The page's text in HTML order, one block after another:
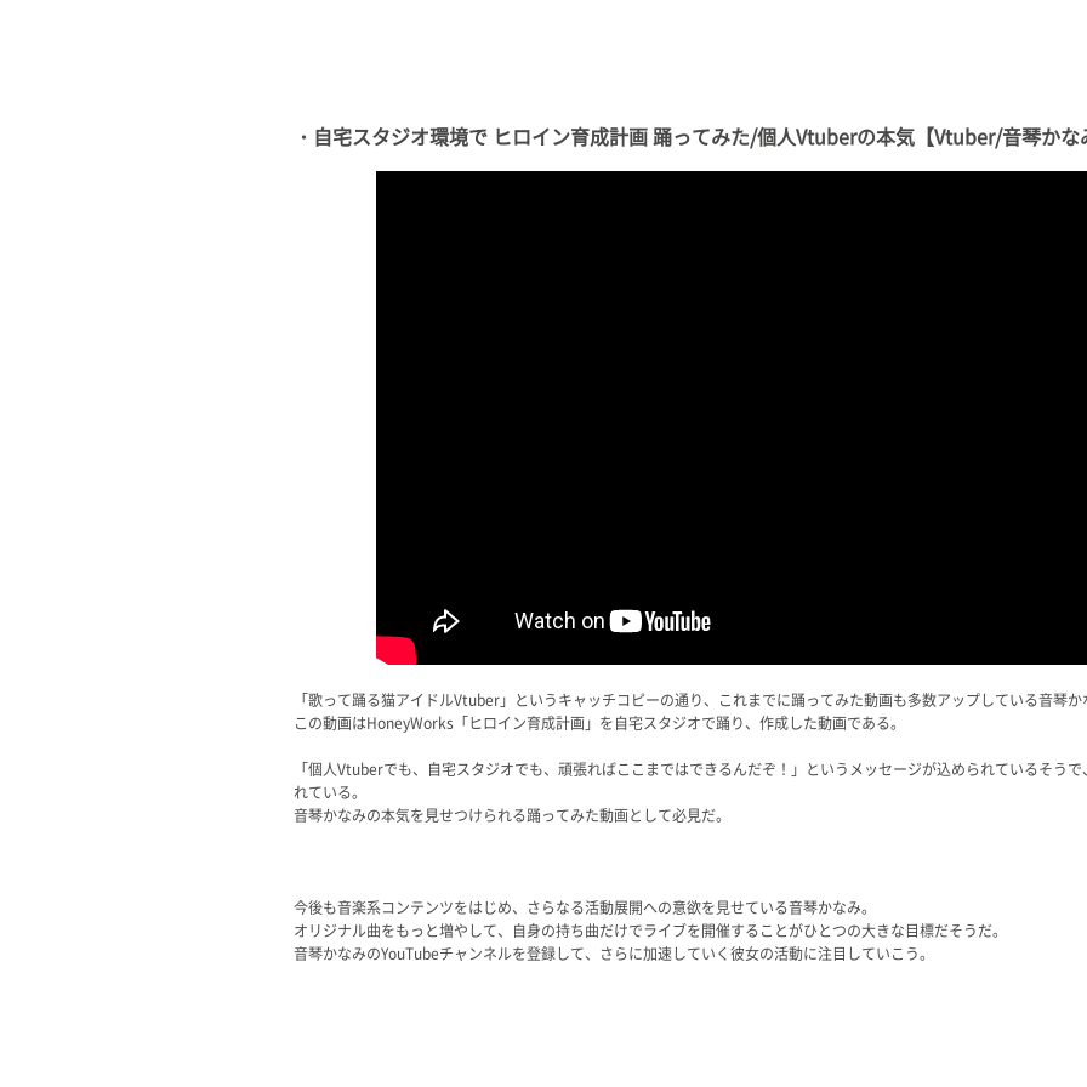
・自宅スタジオ環境で ヒロイン育成計画 踊ってみた/個人Vtuberの本気【Vtuber/音琴かな
「歌って踊る猫アイドルVtuber」というキャッチコピーの通り、これまでに踊ってみた動画も多数アップしている音琴か
この動画はHoneyWorks「ヒロイン育成計画」を自宅スタジオで踊り、作成した動画である。
「個人Vtuberでも、自宅スタジオでも、頑張ればここまではできるんだぞ！」というメッセージが込められているそう
れている。
音琴かなみの本気を見せつけられる踊ってみた動画として必見だ。
今後も音楽系コンテンツをはじめ、さらなる活動展開への意欲を見せている音琴かなみ。
オリジナル曲をもっと増やして、自身の持ち曲だけでライブを開催することがひとつの大きな目標だそうだ。
音琴かなみのYouTubeチャンネルを登録して、さらに加速していく彼女の活動に注目していこう。